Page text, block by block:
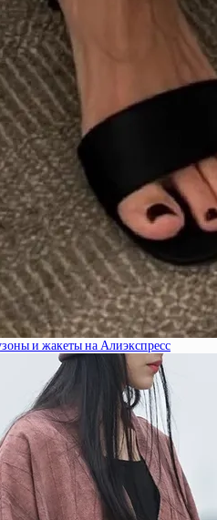
и жакеты на Алиэкспресс